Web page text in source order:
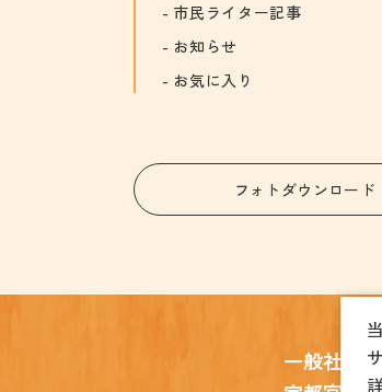
市民ライター記事
お知らせ
お気に入り
フォトダウンロード
一般社団